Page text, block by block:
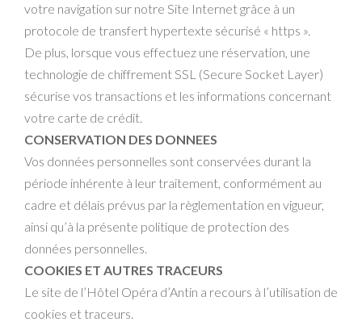
votre navigation sur notre Site Internet grâce à un
protocole de transfert hypertexte sécurisé « https ».
De plus, lorsque vous effectuez une réservation, une
technologie de chiffrement SSL (Secure Socket Layer)
sécurise vos transactions et les informations concernant
votre carte de crédit.
CONSERVATION DES DONNEES
Vos données personnelles sont conservées durant la
période inhérente à leur traitement, conformément au
cadre et délais prévus par la règlementation en vigueur,
ainsi qu’à la présente politique de protection des
données personnelles.
COOKIES ET AUTRES TRACEURS
Le site de l’Hôtel Opéra d’Antin a recours à l’utilisation de
cookies et traceurs.